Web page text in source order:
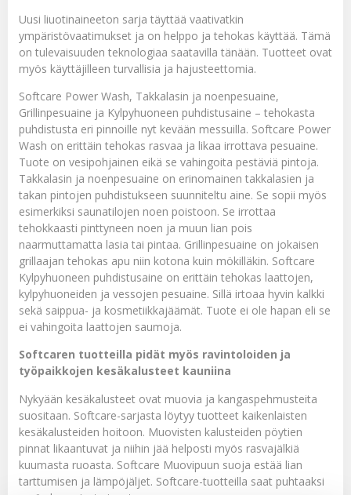
Uusi liuotinaineeton sarja täyttää vaativatkin
ympäristövaatimukset ja on helppo ja tehokas käyttää. Tämä
on tulevaisuuden teknologiaa saatavilla tänään. Tuotteet ovat
myös käyttäjilleen turvallisia ja hajusteettomia.
Softcare Power Wash, Takkalasin ja noenpesuaine,
Grillinpesuaine ja Kylpyhuoneen puhdistusaine – tehokasta
puhdistusta eri pinnoille nyt kevään messuilla. Softcare Power
Wash on erittäin tehokas rasvaa ja likaa irrottava pesuaine.
Tuote on vesipohjainen eikä se vahingoita pestäviä pintoja.
Takkalasin ja noenpesuaine on erinomainen takkalasien ja
takan pintojen puhdistukseen suunniteltu aine. Se sopii myös
esimerkiksi saunatilojen noen poistoon. Se irrottaa
tehokkaasti pinttyneen noen ja muun lian pois
naarmuttamatta lasia tai pintaa. Grillinpesuaine on jokaisen
grillaajan tehokas apu niin kotona kuin mökilläkin. Softcare
Kylpyhuoneen puhdistusaine on erittäin tehokas laattojen,
kylpyhuoneiden ja vessojen pesuaine. Sillä irtoaa hyvin kalkki
sekä saippua- ja kosmetiikkajäämät. Tuote ei ole hapan eli se
ei vahingoita laattojen saumoja.
Softcaren tuotteilla pidät myös ravintoloiden ja
työpaikkojen kesäkalusteet kauniina
Nykyään kesäkalusteet ovat muovia ja kangaspehmusteita
suositaan. Softcare-sarjasta löytyy tuotteet kaikenlaisten
kesäkalusteiden hoitoon. Muovisten kalusteiden pöytien
pinnat likaantuvat ja niihin jää helposti myös rasvajälkiä
kuumasta ruoasta. Softcare Muovipuun suoja estää lian
tarttumisen ja lämpöjäljet. Softcare-tuotteilla saat puhtaaksi